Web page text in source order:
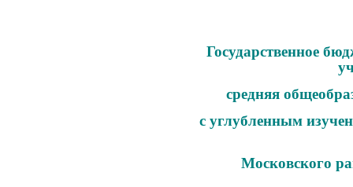
Государственное
средняя
с углубленным
Московского